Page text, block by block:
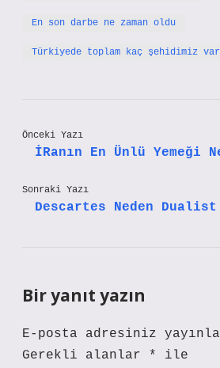
En son darbe ne zaman oldu
Türkiyede toplam kaç şehidimiz var
Önceki Yazı
İRanın En Ünlü Yemeği
Sonraki Yazı
Descartes Neden Dualist
Bir yanıt yazın
E-posta adresiniz
Gerekli alanlar
*
ile